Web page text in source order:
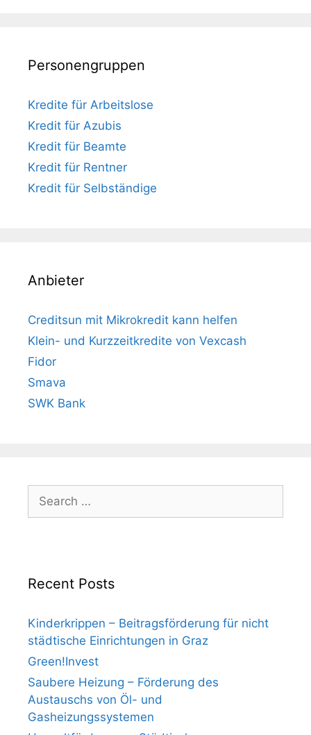
Personengruppen
Kredite für Arbeitslose
Kredit für Azubis
Kredit für Beamte
Kredit für Rentner
Kredit für Selbständige
Anbieter
Creditsun mit Mikrokredit kann helfen
Klein- und Kurzzeitkredite von Vexcash
Fidor
Smava
SWK Bank
Search
for:
Recent Posts
Kinderkrippen – Beitragsförderung für nicht
städtische Einrichtungen in Graz
Green!Invest
Saubere Heizung – Förderung des
Austauschs von Öl- und
Gasheizungssystemen